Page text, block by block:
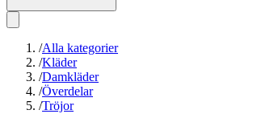
/Alla kategorier
/Kläder
/Damkläder
/Överdelar
/Tröjor